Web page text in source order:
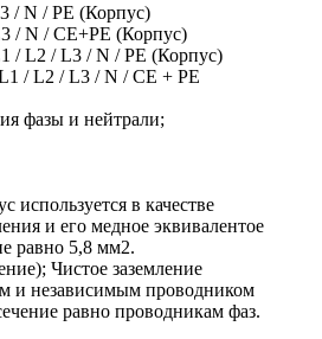
/ N / PE (Корпус)
/ N / СЕ+PE (Корпус)
/ L2 / L3 / N / PE (Корпус)
/ L2 / L3 / N / CE + PE
фазы и нейтрали;
используется в качестве
и его медное эквивалентое
равно 5,8 мм2.
Чистое заземление
и независимым проводником
равно проводникам фаз.